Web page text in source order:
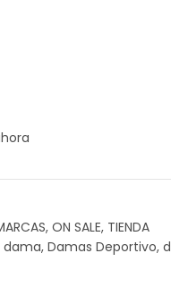
, ON SALE, TIENDA
dama, Damas Deportivo,